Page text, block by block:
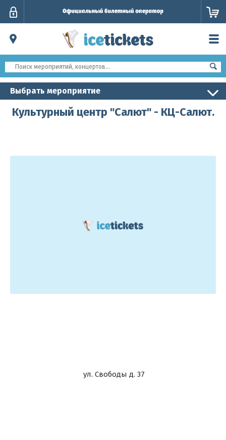
Выбрать мероприятие
Культурный центр "Салют" - КЦ-Салют.
ул. Свободы д. 37